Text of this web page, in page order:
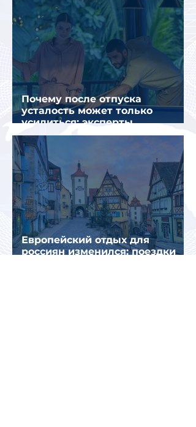
Почему после отпуска
усталость может только
усилиться: эксперты
объяснили причины
Европейский отдых для
россиян изменился: поездки